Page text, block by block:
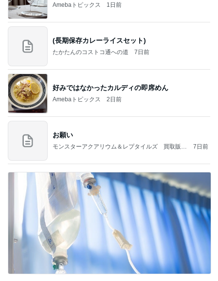
Amebaトピックス 1日前
(長期保存カレーライスセット)
たかたんのコストコ通への道 7日前
好みではなかったカルディの即席めん
Amebaトピックス 2日前
お願い
モンスターアクアリウム＆レプタイルズ 買取販売
7日前